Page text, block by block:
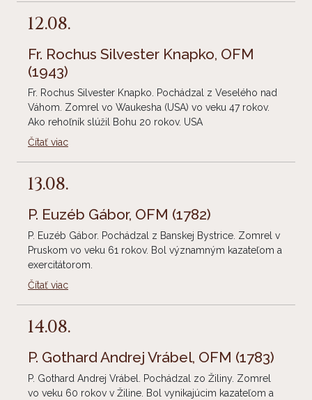
12.08.
Fr. Rochus Silvester Knapko, OFM
(1943)
Fr. Rochus Silvester Knapko. Pochádzal z Veselého nad
Váhom. Zomrel vo Waukesha (USA) vo veku 47 rokov.
Ako rehoľník slúžil Bohu 20 rokov. USA
Čítať viac
13.08.
P. Euzéb Gábor, OFM (1782)
P. Euzéb Gábor. Pochádzal z Banskej Bystrice. Zomrel v
Pruskom vo veku 61 rokov. Bol významným kazateľom a
exercitátorom.
Čítať viac
14.08.
P. Gothard Andrej Vrábel, OFM (1783)
P. Gothard Andrej Vrábel. Pochádzal zo Žiliny. Zomrel
vo veku 60 rokov v Žiline. Bol vynikajúcim kazateľom a